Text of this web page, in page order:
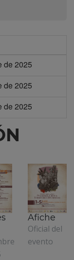
de 2025
de 2025
de 2025
Lunes
1 de
septiembre